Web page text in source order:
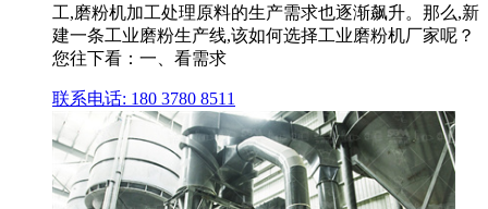
工,磨粉机加工处理原料的生产需求也逐渐飙升。那么,新
建一条工业磨粉生产线,该如何选择工业磨粉机厂家呢？
您往下看：一、看需求
联系电话: 180 3780 8511